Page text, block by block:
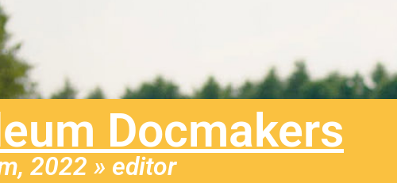
Docmakers
2022 » editor